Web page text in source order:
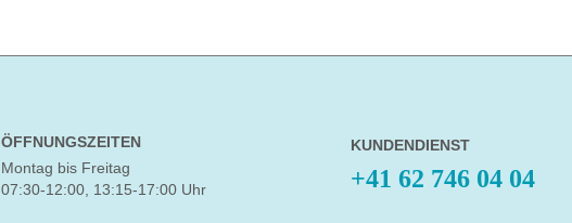
ÖFFNUNGSZEITEN
Montag bis Freitag
07:30-12:00, 13:15-17:00 Uhr
KUNDENDIENST
+41 62 746 04 04